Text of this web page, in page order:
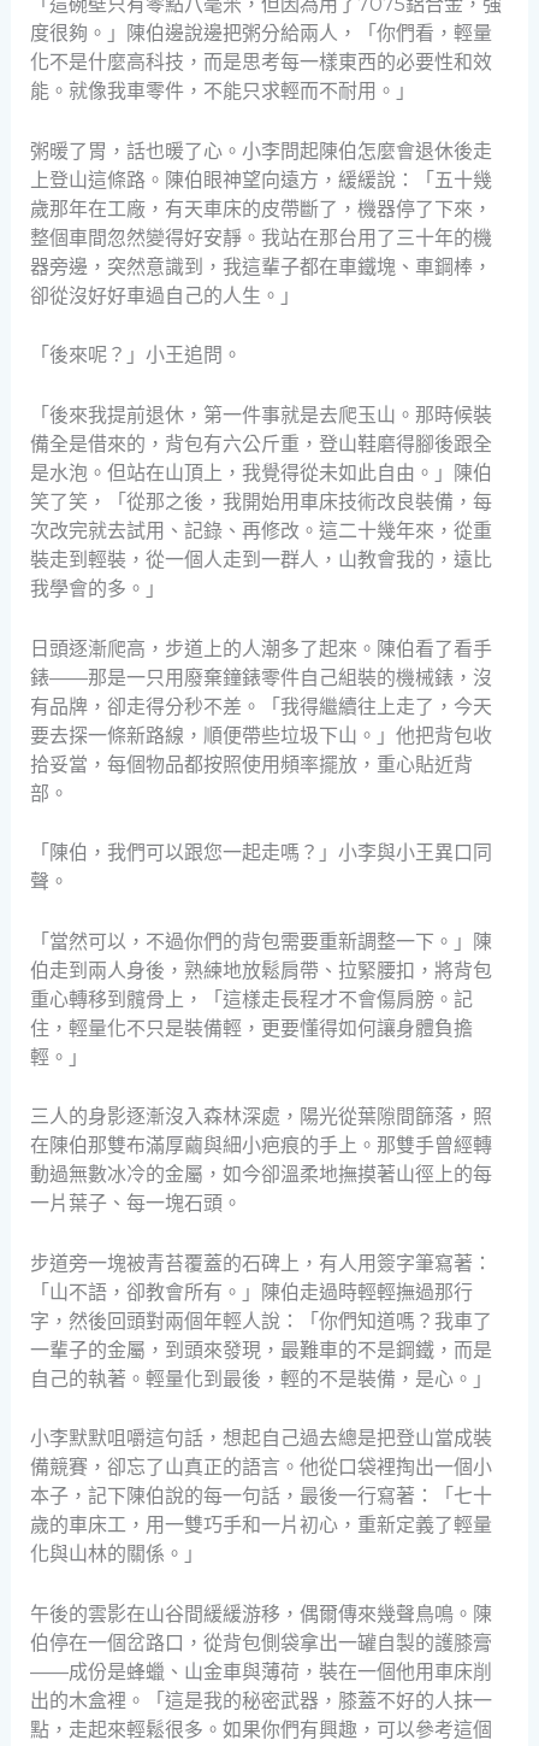
度很夠。」陳伯邊說邊把粥分給兩人，「你們看，輕量
化不是什麼高科技，而是思考每一樣東西的必要性和效
能。就像我車零件，不能只求輕而不耐用。」
粥暖了胃，話也暖了心。小李問起陳伯怎麼會退休後走
上登山這條路。陳伯眼神望向遠方，緩緩說：「五十幾
歲那年在工廠，有天車床的皮帶斷了，機器停了下來，
整個車間忽然變得好安靜。我站在那台用了三十年的機
器旁邊，突然意識到，我這輩子都在車鐵塊、車鋼棒，
卻從沒好好車過自己的人生。」
「後來呢？」小王追問。
「後來我提前退休，第一件事就是去爬玉山。那時候裝
備全是借來的，背包有六公斤重，登山鞋磨得腳後跟全
是水泡。但站在山頂上，我覺得從未如此自由。」陳伯
笑了笑，「從那之後，我開始用車床技術改良裝備，每
次改完就去試用、記錄、再修改。這二十幾年來，從重
裝走到輕裝，從一個人走到一群人，山教會我的，遠比
我學會的多。」
日頭逐漸爬高，步道上的人潮多了起來。陳伯看了看手
錶——那是一只用廢棄鐘錶零件自己組裝的機械錶，沒
有品牌，卻走得分秒不差。「我得繼續往上走了，今天
要去探一條新路線，順便帶些垃圾下山。」他把背包收
拾妥當，每個物品都按照使用頻率擺放，重心貼近背
部。
「陳伯，我們可以跟您一起走嗎？」小李與小王異口同
聲。
「當然可以，不過你們的背包需要重新調整一下。」陳
伯走到兩人身後，熟練地放鬆肩帶、拉緊腰扣，將背包
重心轉移到髖骨上，「這樣走長程才不會傷肩膀。記
住，輕量化不只是裝備輕，更要懂得如何讓身體負擔
輕。」
三人的身影逐漸沒入森林深處，陽光從葉隙間篩落，照
在陳伯那雙布滿厚繭與細小疤痕的手上。那雙手曾經轉
動過無數冰冷的金屬，如今卻溫柔地撫摸著山徑上的每
一片葉子、每一塊石頭。
步道旁一塊被青苔覆蓋的石碑上，有人用簽字筆寫著：
「山不語，卻教會所有。」陳伯走過時輕輕撫過那行
字，然後回頭對兩個年輕人說：「你們知道嗎？我車了
一輩子的金屬，到頭來發現，最難車的不是鋼鐵，而是
自己的執著。輕量化到最後，輕的不是裝備，是心。」
小李默默咀嚼這句話，想起自己過去總是把登山當成裝
備競賽，卻忘了山真正的語言。他從口袋裡掏出一個小
本子，記下陳伯說的每一句話，最後一行寫著：「七十
歲的車床工，用一雙巧手和一片初心，重新定義了輕量
化與山林的關係。」
午後的雲影在山谷間緩緩游移，偶爾傳來幾聲鳥鳴。陳
伯停在一個岔路口，從背包側袋拿出一罐自製的護膝膏
——成份是蜂蠟、山金車與薄荷，裝在一個他用車床削
出的木盒裡。「這是我的秘密武器，膝蓋不好的人抹一
點，走起來輕鬆很多。如果你們有興趣，可以參考這個